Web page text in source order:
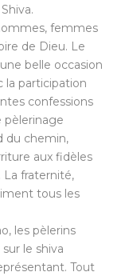
femmes
de Dieu. Le
belle occasion
la participation
confessions
pèlerinage
du chemin,
aux fidèles
La fraternité,
tous les
les pèlerins
le shiva
Tout